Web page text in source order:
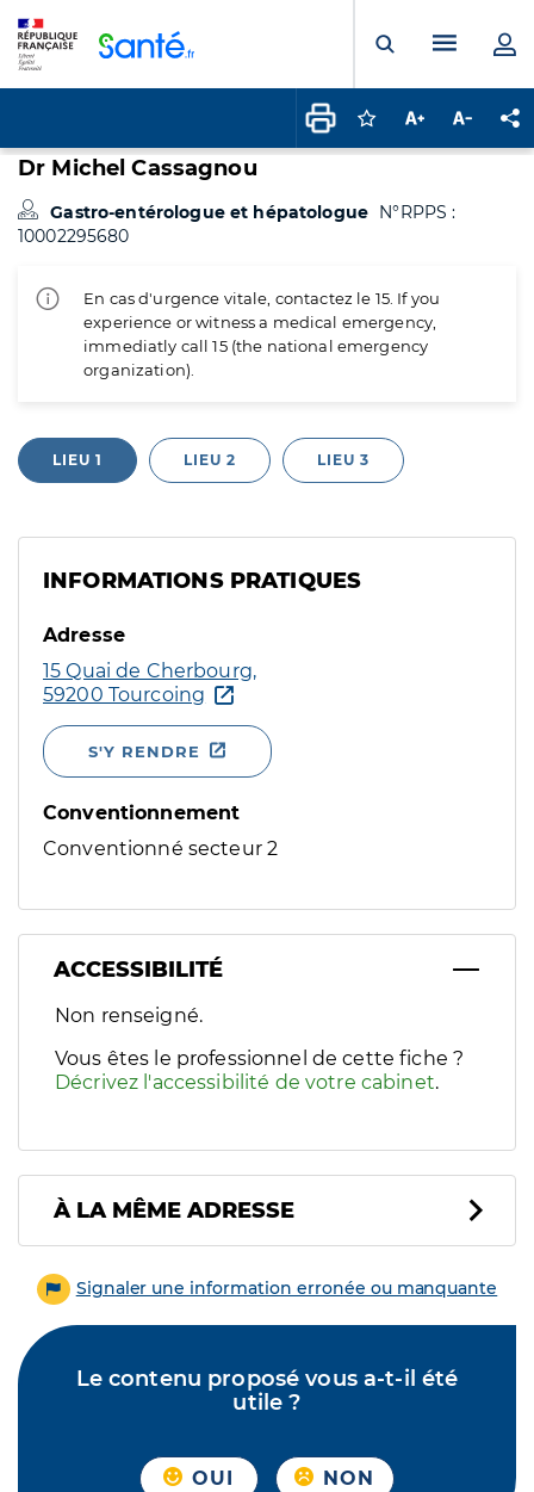
Ouvrir laMenu
Connectez-vous
Augmenter la
Dr Michel Cassagnou
Gastro-entérologue et hépatologue N°RPPS :
10002295680
En cas d'urgence vitale, contactez le 15. If you
experience or witness a medical emergency,
immediatly call 15 (the national emergency
organization).
LIEU 1 LIEU 2 LIEU 3
INFORMATIONS PRATIQUES
Adresse
15 Quai de Cherbourg,
59200 Tourcoing
S'Y RENDRE
Conventionnement
Conventionné secteur 2
ACCESSIBILITÉ
Filtres
Sélectionnez un ou plusieurs handicaps/besoins
Non renseigné.
Vous êtes le professionnel de cette fiche ?
Décrivez l'accessibilité de votre cabinet.
À LA MÊME ADRESSE
Signaler une information erronée ou manquante
Le contenu proposé vous a-t-il été
utile ?
OUI NON